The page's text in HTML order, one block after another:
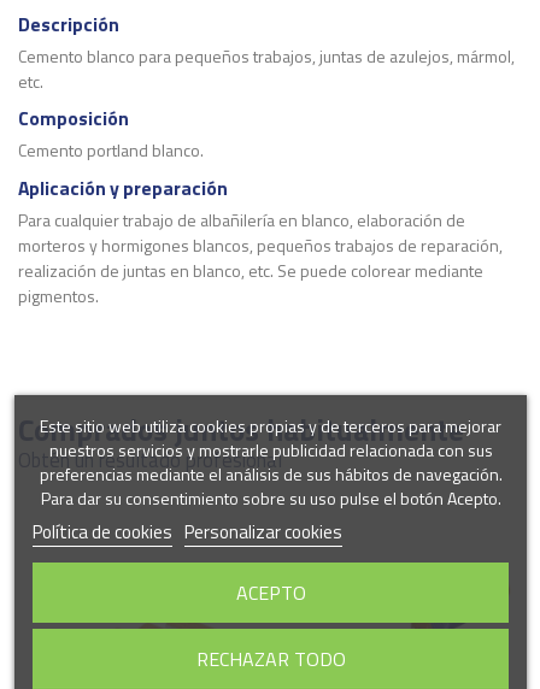
Descripción
Cemento blanco para pequeños trabajos, juntas de azulejos, mármol,
etc.
Composición
Cemento portland blanco.
Aplicación y preparación
Para cualquier trabajo de albañilería en blanco, elaboración de
morteros y hormigones blancos, pequeños trabajos de reparación,
realización de juntas en blanco, etc. Se puede colorear mediante
pigmentos.
Marca
Comprados juntos habitualmente
Obtén un resultado profesional
Este sitio web utiliza cookies propias y de terceros para mejorar
nuestros servicios y mostrarle publicidad relacionada con sus
preferencias mediante el análisis de sus hábitos de navegación.
Para dar su consentimiento sobre su uso pulse el botón Acepto.
Política de cookies Personalizar cookies
RECHAZAR TODO
ACEPTO